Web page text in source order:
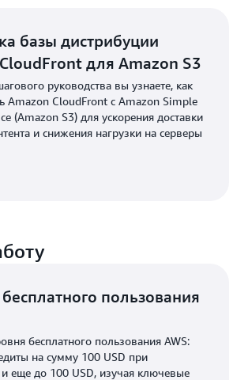
базы дистрибуции
для Amazon S3
руководства вы узнаете, как
Amazon CloudFront с Amazon Simple
(Amazon S3) для ускорения доставки
и снижения нагрузки на серверы
пользования
бесплатного пользования AWS:
на сумму 100 USD при
и еще до 100 USD, изучая ключевые